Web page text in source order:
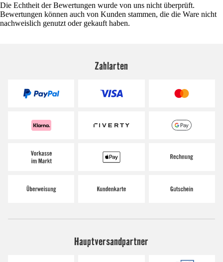
Die Echtheit der Bewertungen wurde von uns nicht überprüft.
Bewertungen können auch von Kunden stammen, die die Ware nicht
nachweislich genutzt oder gekauft haben.
Zahlarten
Hauptversandpartner